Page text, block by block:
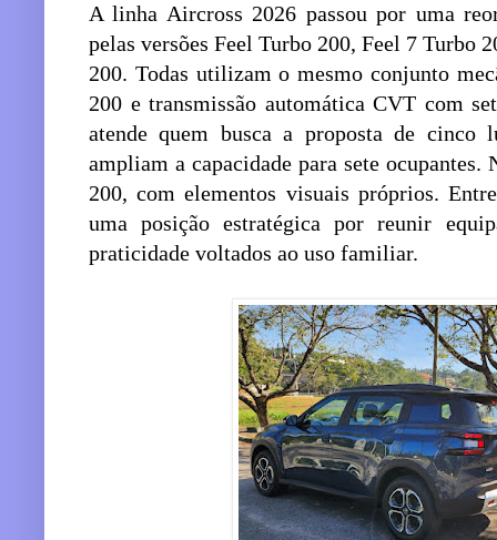
A linha Aircross 2026 passou por uma
pelas versões Feel Turbo 200, Feel 7 Turbo
200. Todas utilizam o mesmo conjunto
200 e transmissão automática CVT com
atende quem busca a proposta de cinco
ampliam a capacidade para sete
200, com elementos visuais próprios.
uma posição estratégica por reunir
praticidade voltados ao uso familiar.